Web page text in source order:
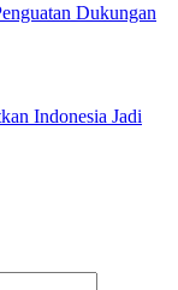
Dukungan
Indonesia Jadi